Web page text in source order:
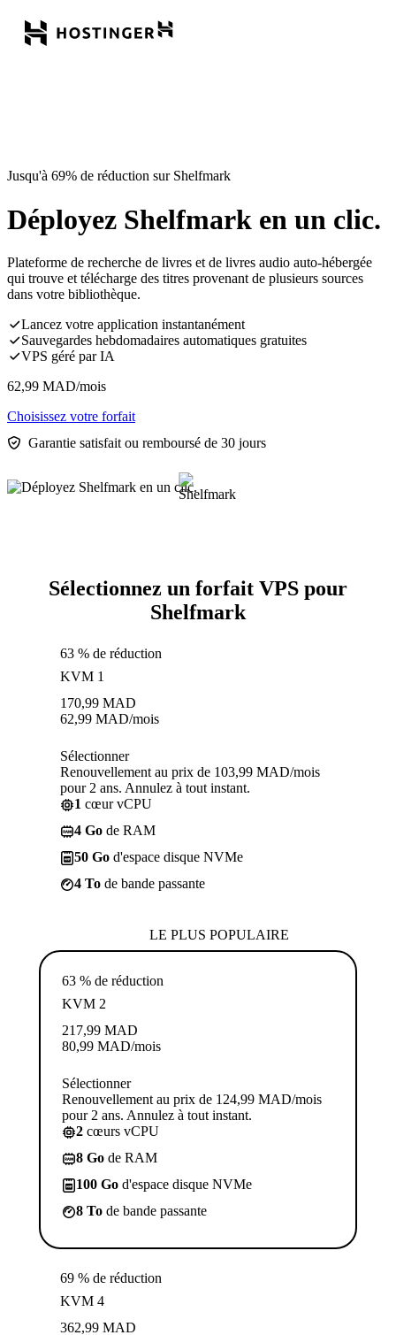
Jusqu'à 69% de réduction sur Shelfmark
Déployez Shelfmark en un clic.
Plateforme de recherche de livres et de livres audio auto-hébergée
qui trouve et télécharge des titres provenant de plusieurs sources
dans votre bibliothèque.
Lancez votre application instantanément
Sauvegardes hebdomadaires automatiques gratuites
VPS géré par IA
62,99 MAD/mois
Choisissez votre forfait
Garantie satisfait ou remboursé de 30 jours
Sélectionnez un forfait VPS pour
Shelfmark
63 % de réduction
KVM 1
170,99 MAD
62,99 MAD/mois
Sélectionner
Renouvellement au prix de 103,99 MAD/mois
pour 2 ans. Annulez à tout instant.
1 cœur vCPU
4 Go de RAM
50 Go d'espace disque NVMe
4 To de bande passante
LE PLUS POPULAIRE
63 % de réduction
KVM 2
217,99 MAD
80,99 MAD/mois
Sélectionner
Renouvellement au prix de 124,99 MAD/mois
pour 2 ans. Annulez à tout instant.
2 cœurs vCPU
8 Go de RAM
100 Go d'espace disque NVMe
8 To de bande passante
69 % de réduction
KVM 4
362,99 MAD